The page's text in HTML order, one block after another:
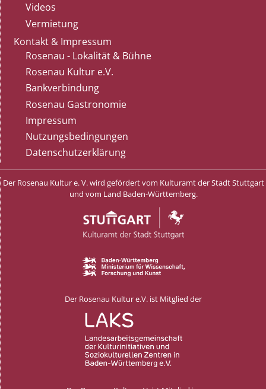
Videos
Vermietung
Kontakt & Impressum
Rosenau - Lokalität & Bühne
Rosenau Kultur e.V.
Bankverbindung
Rosenau Gastronomie
Impressum
Nutzungsbedingungen
Datenschutzerklärung
Der Rosenau Kultur e. V. wird gefördert vom Kulturamt der Stadt Stuttgart
und vom Land Baden-Württemberg.
Der Rosenau Kultur e.V. ist Mitglied der